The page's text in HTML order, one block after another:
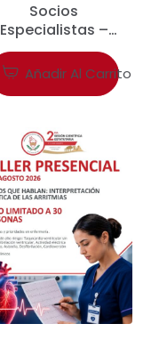
Socios
Especialistas –
Presencial
Añadir Al Carrito